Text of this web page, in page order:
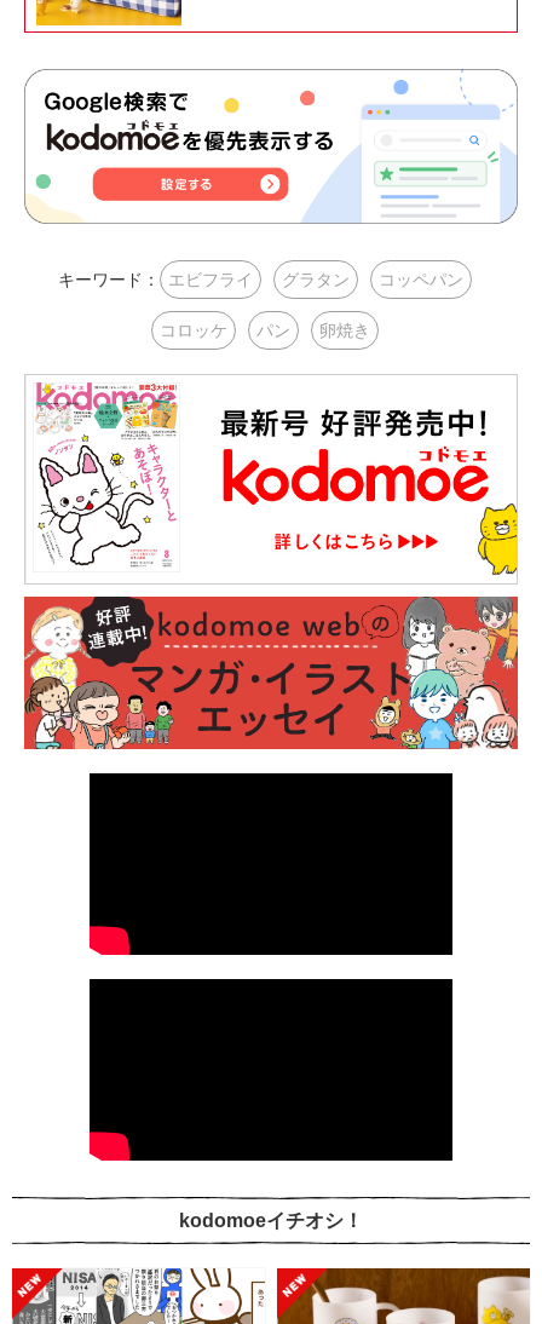
キーワード： エビフライ グラタン コッペパン
コロッケ パン 卵焼き
kodomoeイチオシ！